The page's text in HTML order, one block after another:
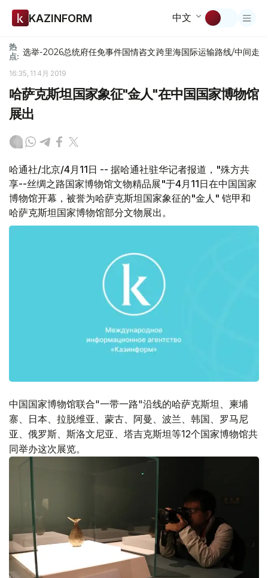
KAZINFORM 中文
热
点: 选举-2026总统府任免事件国情咨文跨里海国际运输路线/中间走廊
16:35, 11 4月 2019
哈萨克斯坦国家象征"金人"在中国国家博物馆
展出
哈通社/北京/4月11日 -- 据哈通社驻华记者报道，"殊方共
享--丝绸之路国家博物馆文物精品展"于4月11日在中国国家
博物馆开幕，被誉为哈萨克斯坦国家象征的"金人" 铠甲和
哈萨克斯坦国家博物馆部分文物展出。
中国国家博物馆联合"一带一路"沿线的哈萨克斯坦、柬埔
寨、日本、拉脱维亚、蒙古、阿曼、波兰、韩国、罗马尼
亚、俄罗斯、斯洛文尼亚、塔吉克斯坦等12个国家博物馆共
同举办这次展览。